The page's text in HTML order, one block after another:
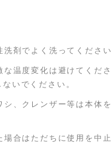
洗剤でよく洗ってくださ
な温度変化は避けてくだ
いでください。
シ、クレンザー等は本体
場合はただちに使用を中